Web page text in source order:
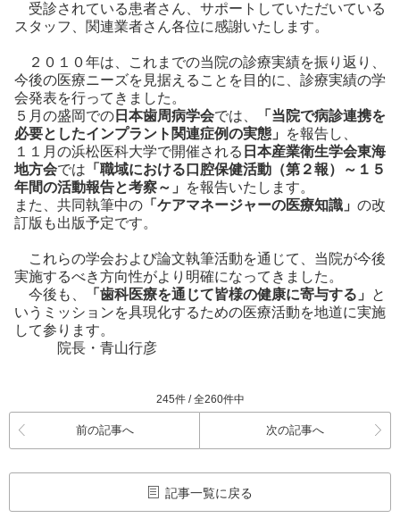
受診されている患者さん、サポートしていただいている
スタッフ、関連業者さん各位に感謝いたします。
２０１０年は、これまでの当院の診療実績を振り返り、
今後の医療ニーズを見据えることを目的に、診療実績の学
会発表を行ってきました。
５月の盛岡での 日本歯周病学会では、
「当院で病診連携を
必要としたインプラント関連症例の実態」 を報告し、
１１月の浜松医科大学で開催される 日本産業衛生学会東海
地方会では 「職域における口腔保健活動（第２報）～１５
年間の活動報告と考察～」 を報告いたします。
また、共同執筆中の 「ケアマネージャーの医療知識」 の改
訂版も出版予定です。
これらの学会および論文執筆活動を通じて、当院が今後
実施するべき方向性がより明確になってきました。
今後も、
「歯科医療を通じて皆様の健康に寄与する」 と
いうミッションを具現化するための医療活動を地道に実施
して参ります。
院長・青山行彦
245件 / 全260件中
前の記事へ 次の記事へ
記事一覧に戻る